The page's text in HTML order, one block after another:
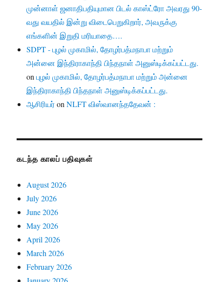
முன்னாள் ஜனாதிபதியுமான பிடல் காஸ்ட்ரோ அவரது 90-
வது வயதில் இன்று விடைபெறுகிறார், அவருக்கு
எங்களின் இறுதி மரியாதை….
SDPT - புழல் முகாமில், தோழர்பத்மநாபா மற்றும்
அன்னை இந்திராகாந்தி பிந்தநாள் அனுஸ்டிக்கப்பட்டது.
onபுழல் முகாமில், தோழர்பத்மநாபா மற்றும் அன்னை
இந்திராகாந்தி பிந்தநாள் அனுஸ்டிக்கப்பட்டது.
ஆசிரியர்onNLFT விஸ்வானந்ததேவன் :
கடந்த காலப் பதிவுகள்
August 2026
July 2026
June 2026
May 2026
April 2026
March 2026
February 2026